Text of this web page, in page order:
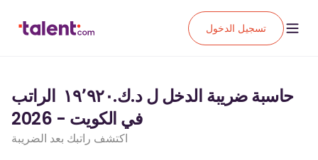
تسجيل الدخول
حاسبة ضريبة الدخل ل د.ك.‏١٩٬٩٢٠ ‏ الراتب
في الكويت - 2026
اكتشف راتبك بعد الضريبة